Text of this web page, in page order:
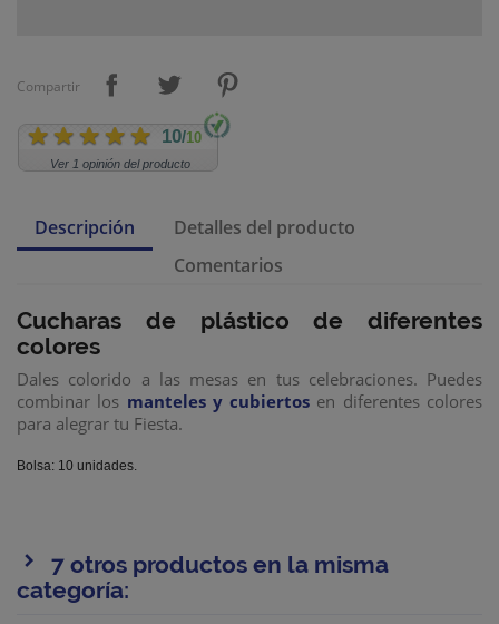
Compartir
10/10
Ver 1 opinión del producto
Descripción
Detalles del producto
Comentarios
Cucharas de plástico de diferentes
colores
Dales colorido a las mesas en tus celebraciones. Puedes
combinar los manteles y cubiertos en diferentes colores
para alegrar tu Fiesta.
Bolsa: 10 unidades.
7 otros productos en la misma
categoría: